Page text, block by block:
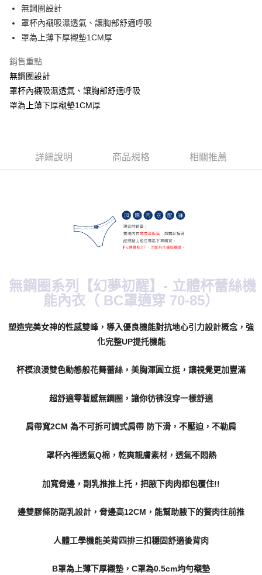
Apple Pay
街口支付
ATM付款
貨到付款
每筆NT$70，滿NT$799(含以上)免運費
每筆NT$70，滿NT$799(含以上)免運費
7-11取貨付款
每筆NT$70，滿NT$798(含以上)免運費
付款後7-11取貨
每筆NT$70，滿NT$799(含以上)免運費
宅配
每筆NT$110，滿NT$1,000(含以上)免運費
無鋼圈設計
罩杯內襯吸濕透氣、讓胸部舒適呼吸
罩為上薄下厚襯墊1CM厚
銷售重點
無鋼圈設計
罩杯內襯吸濕透氣、讓胸部舒適呼吸
罩為上薄下厚襯墊1CM厚
詳細說明 商品規格 相關推薦
無鋼圈系列【幻夢初醒】- 立體杯蕾絲機
能內衣（ BC罩適穿 70-85）
塑造完美女神的性感雙峰，導入優良機能對抗地心引力設計概念，強
化完整UP提托機能
杯模浪漫雙色動態般花舞蕾絲，美胸渾圓立挺，讓視覺更加豐滿
超舒適零著感無鋼圈，讓你彷彿沒穿一樣舒適
肩帶寬2CM 為不可拆可調式肩帶 防下滑，不壓迫，不勒肩
罩杯內裡透氣Q棉，乾爽親膚素材，透氣不悶熱
加寬脅邊，副乳推推上托，把腋下肉肉都包覆住!!
邊雙膠條防副乳設計，脅邊高12CM，能幫助腋下的贅肉往前推
人體工學機能美背四排三扣穩固舒適後背肉
B罩為上薄下厚襯墊，C罩為0.5cm均勻襯墊